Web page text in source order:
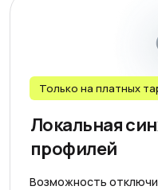
Только на платных
Локальная
профилей
Возможность